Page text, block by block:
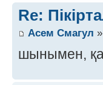
Re:
Асем Смагул
шынымен,